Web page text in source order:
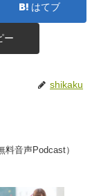
はてブ
ー
shikaku
音声Podcast）